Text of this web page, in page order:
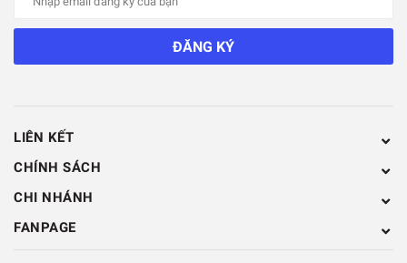
ĐĂNG KÝ
LIÊN KẾT
CHÍNH SÁCH
CHI NHÁNH
FANPAGE